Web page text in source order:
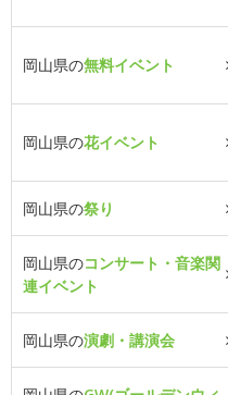
岡山県の無料イベント
岡山県の花イベント
岡山県の祭り
岡山県のコンサート・音楽関
連イベント
岡山県の演劇・講演会